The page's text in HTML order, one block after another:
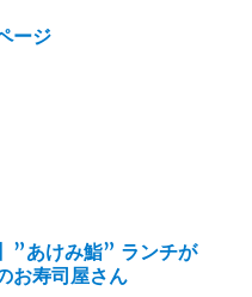
ージ
”あけみ鮨” ランチが
お寿司屋さん